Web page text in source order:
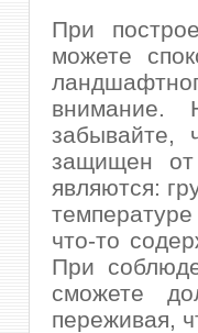
При
можете
внимание.
забывайте,
защищен от
являются:
что-то
При
сможете
переживая,